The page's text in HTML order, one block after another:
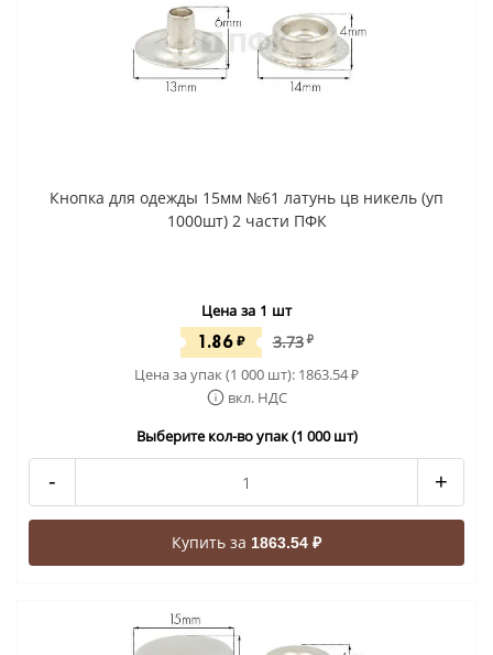
Кнопка для одежды 15мм №61 латунь цв никель (уп
1000шт) 2 части ПФК
Цена за 1 шт
1.86 ₽ 3.73 ₽
Цена за упак (1 000 шт): 1863.54₽
вкл. НДС
Выберите кол-во упак (1 000 шт)
- +
Купить за 1863.54 ₽